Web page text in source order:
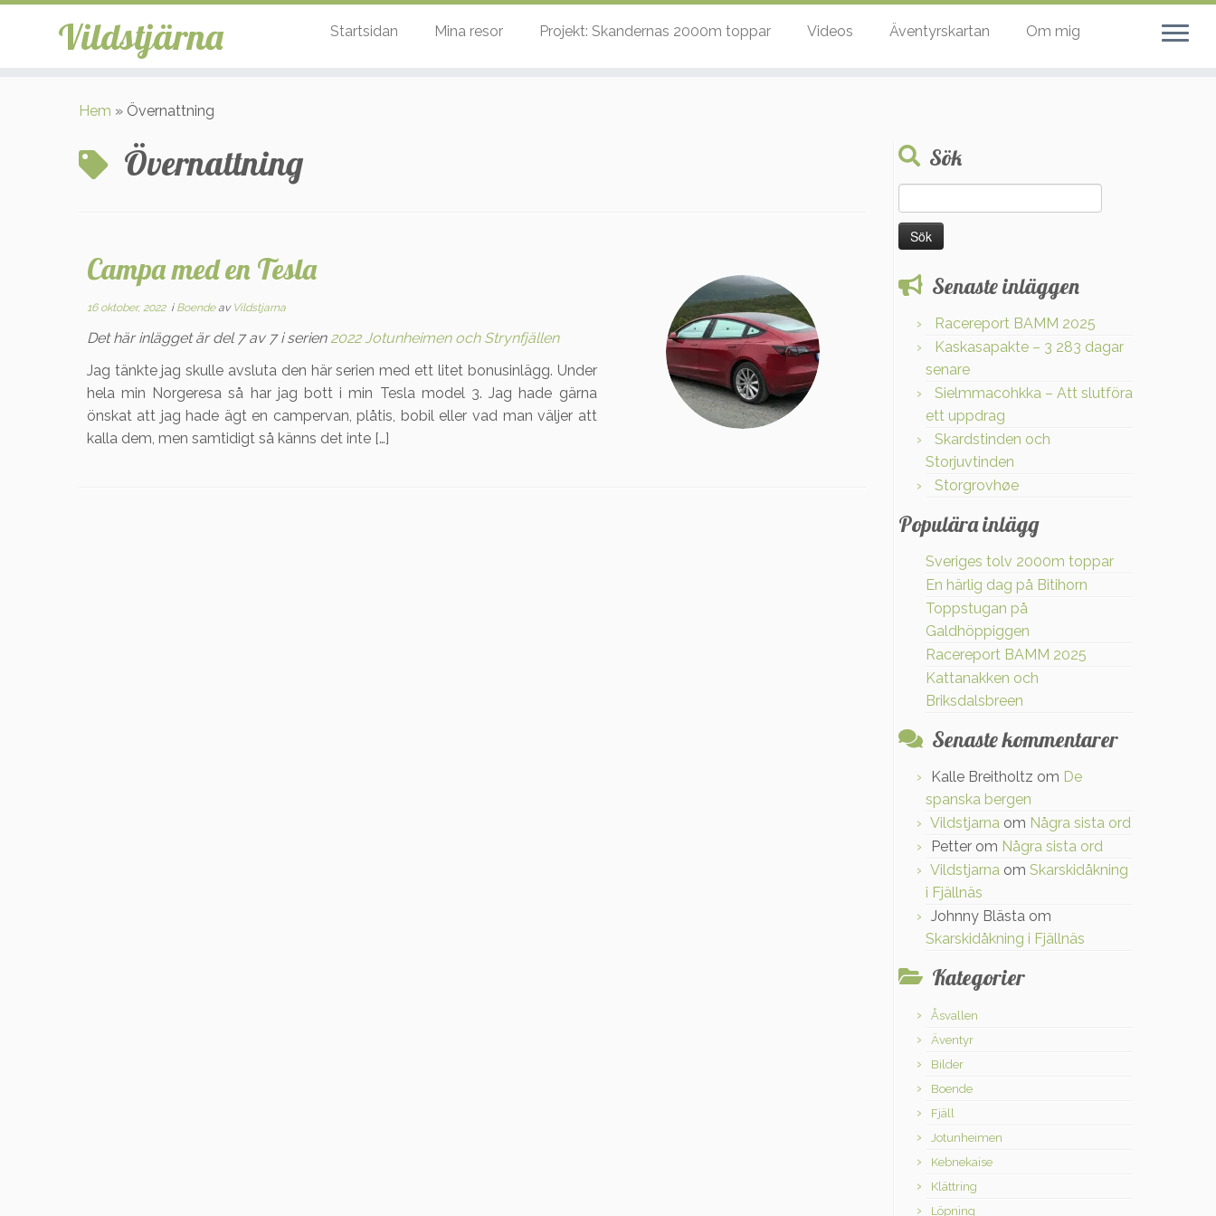
Vildstjärna Startsidan Mina resor Projekt: Skandernas 2000m toppar Videos Äventyrskartan Om mig
Hem » Övernattning
Övernattning
Campa med en Tesla
16 oktober, 2022i Boendeav Vildstjarna
Det här inlägget är del 7 av 7 i serien 2022 Jotunheimen och Strynfjällen
Jag tänkte jag skulle avsluta den här serien med ett litet bonusinlägg. Under
hela min Norgeresa så har jag bott i min Tesla model 3. Jag hade gärna
önskat att jag hade ägt en campervan, plåtis, bobil eller vad man väljer att
kalla dem, men samtidigt så känns det inte […]
Sök
efter:
Senaste inläggen
Racereport BAMM 2025
Kaskasapakte – 3 283 dagar
senare
Sielmmacohkka – Att slutföra
ett uppdrag
Skardstinden och
Storjuvtinden
Storgrovhøe
Populära inlägg
Sveriges tolv 2000m toppar
En härlig dag på Bitihorn
Toppstugan på
Galdhöppiggen
Racereport BAMM 2025
Kattanakken och
Briksdalsbreen
Senaste kommentarer
Kalle Breitholtz om De
spanska bergen
Vildstjarna om Några sista ord
Petter om Några sista ord
Vildstjarna om Skarskidåkning
i Fjällnäs
Johnny Blästa om
Skarskidåkning i Fjällnäs
Kategorier
Åsvallen
Äventyr
Bilder
Boende
Fjäll
Jotunheimen
Kebnekaise
Klättring
Löpning